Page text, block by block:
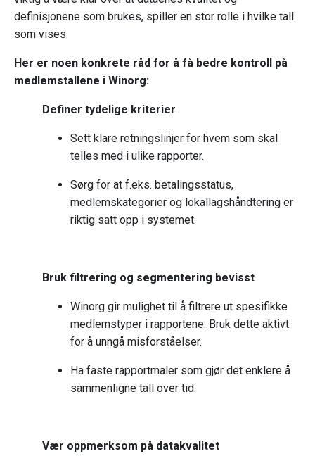
definisjonene som brukes, spiller en stor rolle i hvilke tall
som vises.
Her er noen konkrete råd for å få bedre kontroll på
medlemstallene i Winorg:
Definer tydelige kriterier
Sett klare retningslinjer for hvem som skal
telles med i ulike rapporter.
Sørg for at f.eks. betalingsstatus,
medlemskategorier og lokallagshåndtering er
riktig satt opp i systemet.
Bruk filtrering og segmentering bevisst
Winorg gir mulighet til å filtrere ut spesifikke
medlemstyper i rapportene. Bruk dette aktivt
for å unngå misforståelser.
Ha faste rapportmaler som gjør det enklere å
sammenligne tall over tid.
Vær oppmerksom på datakvalitet